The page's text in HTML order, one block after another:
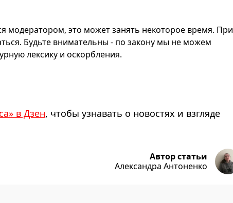
модератором, это может занять некоторое время. При
Будьте внимательны - по закону мы не можем
лексику и оскорбления.
в Дзен, чтобы узнавать о новостях и взгляде
Автор статьи
Александра Антоненко